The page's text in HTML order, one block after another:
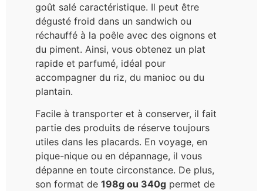
goût salé caractéristique. Il peut être
dégusté froid dans un sandwich ou
réchauffé à la poêle avec des oignons et
du piment. Ainsi, vous obtenez un plat
rapide et parfumé, idéal pour
accompagner du riz, du manioc ou du
plantain.
Facile à transporter et à conserver, il fait
partie des produits de réserve toujours
utiles dans les placards. En voyage, en
pique-nique ou en dépannage, il vous
dépanne en toute circonstance. De plus,
son format de 198g ou 340g permet de